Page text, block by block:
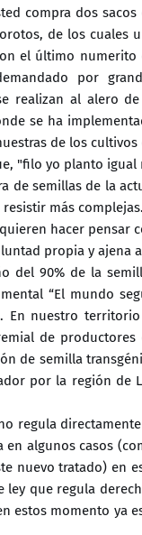
compra dos sacos
de los cuales
el último numerito
por
realizan al alero
se ha
de los cultivos
"filo yo planto igual
de semillas de la
más complejas.
hacer pensar
propia y ajena
del 90% de la
“El mundo
En nuestro
de productores
de semilla
por la región de
regula
algunos casos
nuevo tratado) en
ley que regula
estos momento ya